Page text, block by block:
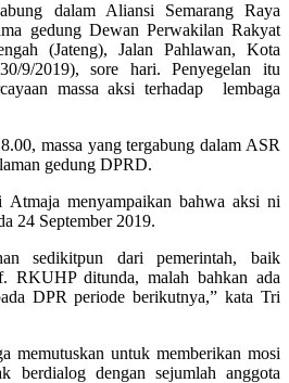
dalam Aliansi Semarang Raya
gedung Dewan Perwakilan Rakyat
(Jateng), Jalan Pahlawan, Kota
9/2019), sore hari. Penyegelan itu
massa aksi terhadap lembaga
massa yang tergabung dalam ASR
gedung DPRD.
menyampaikan bahwa aksi ni
24 September 2019.
sedikitpun dari pemerintah, baik
RKUHP ditunda, malah bahkan ada
DPR periode berikutnya,” kata Tri
memutuskan untuk memberikan mosi
berdialog dengan sejumlah anggota